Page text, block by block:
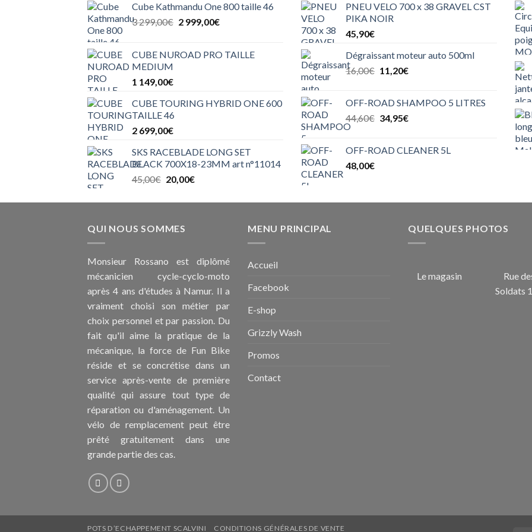
Cube Kathmandu One 800 taille 46
3 299,00€ Le
était :
2 999,00€Le
est :
CUBE NUROAD PRO TAILLE
MEDIUM
1 149,00€
CUBE TOURING HYBRID ONE 600
TAILLE 46
2 699,00€
SKS RACEBLADE LONG SET
BLACK 700X18-23MM art n°11014
45,00€ Le
initial
45,00€.
20,00€Le
actuel
PNEU VELO 700 x 38 GRAVEL CST
PIKA NOIR
45,90€
Dégraissant moteur auto 500ml
16,00€ Le
était :
16,00€.
11,20€Le
est :
11,20€.
OFF-ROAD SHAMPOO 5 LITRES
44,60€ Le
était :
34,95€Le
est :
OFF-ROAD CLEANER 5L
48,00€
QUI NOUS SOMMES
Monsieur Rossano est diplômé
mécanicien cycle-cyclo-moto
après 4 ans d'études à Namur. Il a
vraiment choisi son métier par
choix personnel et par passion. Du
fait qu'il aime la pratique de la
mécanique, la force de Fun Bike
réside et se concrétise dans un
service après-vente de première
qualité qui assure tout type de
réparation ou d'aménagement. Un
vélo de remplacement peut être
prêté gratuitement dans une
grande partie des cas.
MENU PRINCIPAL
Accueil
Facebook
E-shop
Grizzly Wash
Promos
Contact
QUELQUES PHOTOS
Le magasin
Rue
Soldats
POTS D’ECHAPPEMENT SCALVINI CONDITIONS GÉNÉRALES DE VENTE